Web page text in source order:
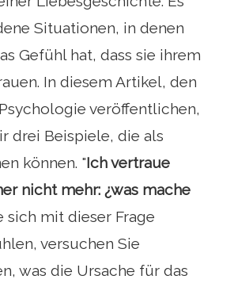
Situationen, in denen
Gefühl hat, dass sie ihrem
In diesem Artikel, den
veröffentlichen,
drei Beispiele, die als
können. "Ich vertraue
nicht mehr: ¿was mache
sich mit dieser Frage
versuchen Sie
was die Ursache für das